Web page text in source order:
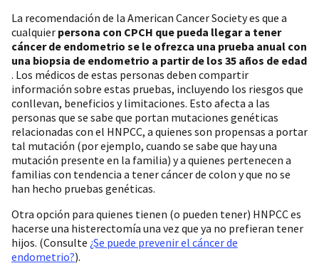
La recomendación de la American Cancer Society es que a
cualquier persona con CPCH que pueda llegar a tener
cáncer de endometrio se le ofrezca una prueba anual con
una biopsia de endometrio a partir de los 35 años de edad
. Los médicos de estas personas deben compartir
información sobre estas pruebas, incluyendo los riesgos que
conllevan, beneficios y limitaciones. Esto afecta a las
personas que se sabe que portan mutaciones genéticas
relacionadas con el HNPCC, a quienes son propensas a portar
tal mutación (por ejemplo, cuando se sabe que hay una
mutación presente en la familia) y a quienes pertenecen a
familias con tendencia a tener cáncer de colon y que no se
han hecho pruebas genéticas.
Otra opción para quienes tienen (o pueden tener) HNPCC es
hacerse una histerectomía una vez que ya no prefieran tener
hijos. (Consulte ¿Se puede prevenir el cáncer de
endometrio?).